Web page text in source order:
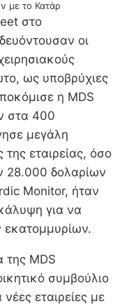
με το Κατάρ
στο
οι
ως υποβρύχιες
η MDS
στα 400
μεγάλη
της εταιρείας, όσο
28.000 δολαρίων
Monitor, ήταν
για να
εκατομμυρίων.
της MDS
συμβούλιο
εταιρείες με